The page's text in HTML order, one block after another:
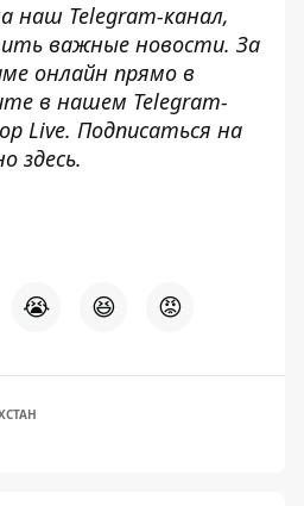
наш Telegram-канал,
важные новости. За
онлайн прямо в
в нашем Telegram-
Live. Подписаться на
здесь.
😭 😆 😡